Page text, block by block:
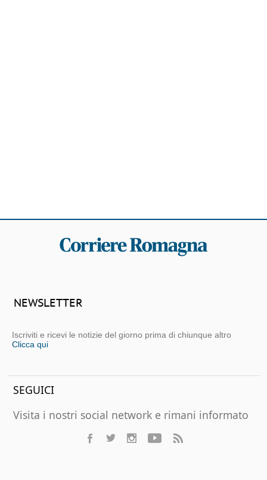
NEWSLETTER
Iscriviti e ricevi le notizie del giorno prima di chiunque altro
Clicca qui
SEGUICI
Visita i nostri social network e rimani informato